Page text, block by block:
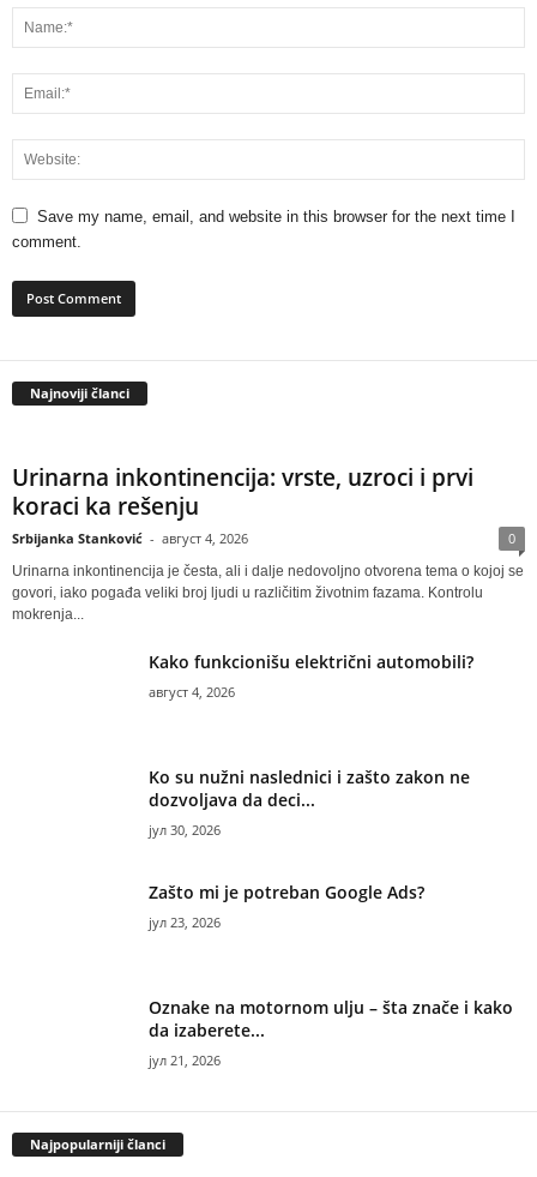
Save my name, email, and website in this browser for the next time I
comment.
Najnoviji članci
Urinarna inkontinencija: vrste, uzroci i prvi
koraci ka rešenju
Srbijanka Stanković - август 4, 2026 0
Urinarna inkontinencija je česta, ali i dalje nedovoljno otvorena tema o kojoj se
govori, iako pogađa veliki broj ljudi u različitim životnim fazama. Kontrolu
mokrenja...
Kako funkcionišu električni automobili?
август 4, 2026
Ko su nužni naslednici i zašto zakon ne
dozvoljava da deci...
јул 30, 2026
Zašto mi je potreban Google Ads?
јул 23, 2026
Oznake na motornom ulju – šta znače i kako
da izaberete...
јул 21, 2026
Najpopularniji članci